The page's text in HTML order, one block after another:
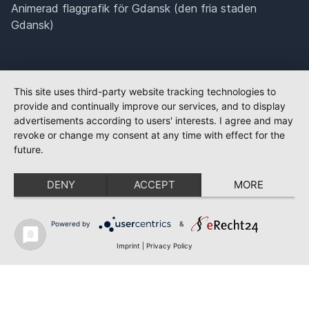
Animerad flaggrafik för Gdansk (den fria staden
Gdansk)
This site uses third-party website tracking technologies to
provide and continually improve our services, and to display
advertisements according to users' interests. I agree and may
revoke or change my consent at any time with effect for the
future.
DENY ACCEPT MORE
Powered by &
Imprint Privacy Policy